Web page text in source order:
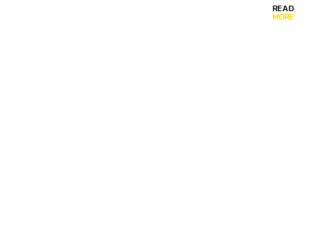
READ
MORE